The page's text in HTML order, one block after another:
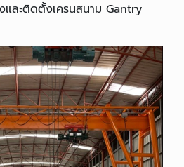
ละติดตั้งเครนสนาม Gantry